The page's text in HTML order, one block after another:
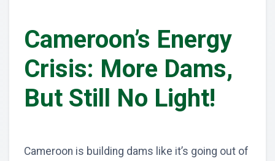
Cameroon’s Energy
Crisis: More Dams,
But Still No Light!
Cameroon is building dams like it’s going out of